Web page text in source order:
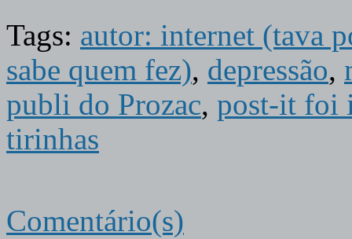
Tags: autor: internet (tava
sabe quem fez), depressão,
publi do Prozac, post-it foi
tirinhas
Comentário(s)